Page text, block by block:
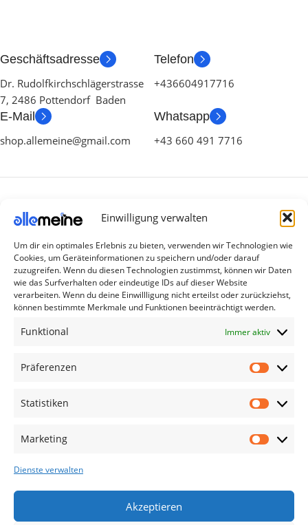
Einwilligung verwalten
Um dir ein optimales Erlebnis zu bieten, verwenden wir Technologien wie
Cookies, um Geräteinformationen zu speichern und/oder darauf
zuzugreifen. Wenn du diesen Technologien zustimmst, können wir Daten
wie das Surfverhalten oder eindeutige IDs auf dieser Website
verarbeiten. Wenn du deine Einwillligung nicht erteilst oder zurückziehst,
können bestimmte Merkmale und Funktionen beeinträchtigt werden.
Funktional Immer aktiv
Präferenzen
Statistiken
Marketing
Dienste verwalten
Akzeptieren
Geschäftsadresse
Dr. Rudolfkirchschlägerstrasse
7, 2486 Pottendorf Baden
Telefon
+436604917716
E-Mail
shop.allemeine@gmail.com
Whatsapp
+43 660 491 7716
Die Produkte, die Sie wünschen, aber nicht
erreichen können, sind gleichzeitig mit der
Welt hier.
Abonnieren Sie uns
Kategorien
Smartwatch Zubehör
Gamingsachen
Useful Links
Aktionen